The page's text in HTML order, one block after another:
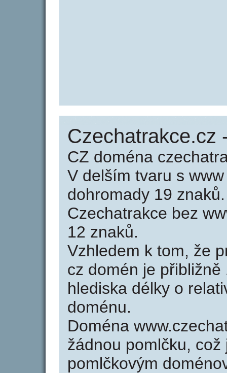
Czechatrakce.cz
CZ doména
V delším tvaru s
dohromady 19
Czechatrakce bez
12 znaků.
Vzhledem k tom, že
cz domén je
hlediska délky o
doménu.
Doména
žádnou pomlčku,
pomlčkovým